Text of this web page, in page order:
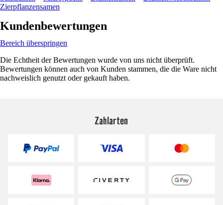
Zierpflanzensamen
Kundenbewertungen
Bereich überspringen
Die Echtheit der Bewertungen wurde von uns nicht überprüft.
Bewertungen können auch von Kunden stammen, die die Ware nicht
nachweislich genutzt oder gekauft haben.
Zahlarten